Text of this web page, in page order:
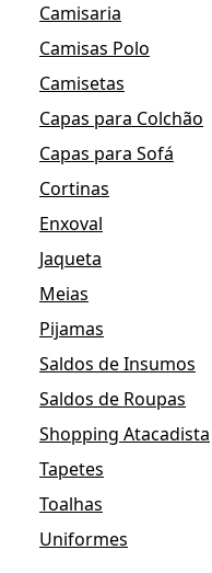
Camisaria
Camisas Polo
Camisetas
Capas para Colchão
Capas para Sofá
Cortinas
Enxoval
Jaqueta
Meias
Pijamas
Saldos de Insumos
Saldos de Roupas
Shopping Atacadista
Tapetes
Toalhas
Uniformes